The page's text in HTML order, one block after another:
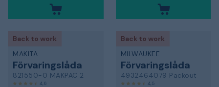
Back to work
MAKITA
Förvaringslåda
821550-0 MAKPAC 2
4,6
Back to work
MILWAUKEE
Förvaringslåda
4932464079 Packout
4,5